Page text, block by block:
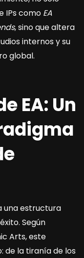
IPs como EA
, sino que altera
internos y su
global.
EA: Un
una estructura
Según
Arts, este
de la tiranía de los